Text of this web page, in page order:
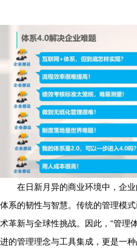
在日新月异的商业环境中，企
体系的韧性与智慧。传统的管理模
术革新与全球性挑战。因此，“管理
进的管理理念与工具集成，更是一